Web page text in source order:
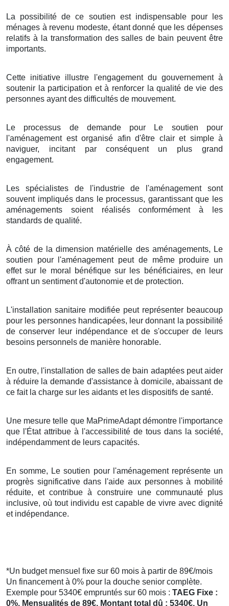
La possibilité de ce soutien est indispensable pour les
ménages à revenu modeste, étant donné que les dépenses
relatifs à la transformation des salles de bain peuvent être
importants.
Cette initiative illustre l'engagement du gouvernement à
soutenir la participation et à renforcer la qualité de vie des
personnes ayant des difficultés de mouvement.
Le processus de demande pour Le soutien pour
l'aménagement est organisé afin d'être clair et simple à
naviguer, incitant par conséquent un plus grand
engagement.
Les spécialistes de l'industrie de l'aménagement sont
souvent impliqués dans le processus, garantissant que les
aménagements soient réalisés conformément à les
standards de qualité.
À côté de la dimension matérielle des aménagements, Le
soutien pour l'aménagement peut de même produire un
effet sur le moral bénéfique sur les bénéficiaires, en leur
offrant un sentiment d'autonomie et de protection.
L'installation sanitaire modifiée peut représenter beaucoup
pour les personnes handicapées, leur donnant la possibilité
de conserver leur indépendance et de s'occuper de leurs
besoins personnels de manière honorable.
En outre, l'installation de salles de bain adaptées peut aider
à réduire la demande d'assistance à domicile, abaissant de
ce fait la charge sur les aidants et les dispositifs de santé.
Une mesure telle que MaPrimeAdapt démontre l'importance
que l'État attribue à l'accessibilité de tous dans la société,
indépendamment de leurs capacités.
En somme, Le soutien pour l'aménagement représente un
progrès significative dans l'aide aux personnes à mobilité
réduite, et contribue à construire une communauté plus
inclusive, où tout individu est capable de vivre avec dignité
et indépendance.
*Un budget mensuel fixe sur 60 mois à partir de 89€/mois
Un financement à 0% pour la douche senior complète.
Exemple pour 5340€ empruntés sur 60 mois : TAEG Fixe :
0%. Mensualités de 89€. Montant total dû : 5340€. Un